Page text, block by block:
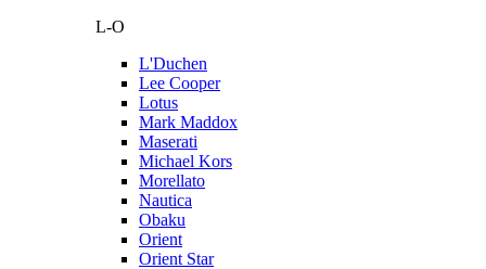
L-O
L'Duchen
Lee Cooper
Lotus
Mark Maddox
Maserati
Michael Kors
Morellato
Nautica
Obaku
Orient
Orient Star